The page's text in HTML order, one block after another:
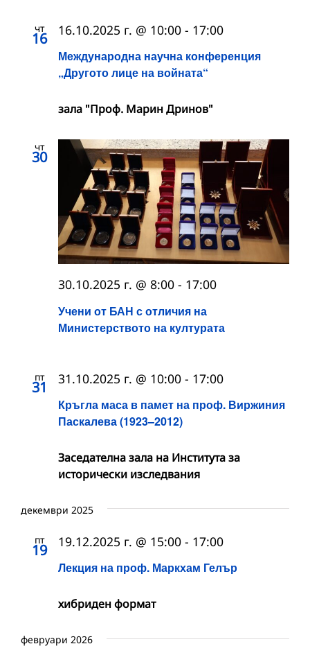
чт
16
Международна научна конференция
„Другото лице на войната“
16.10.2025 г. @ 10:00 - 17:00
зала "Проф. Марин Дринов"
чт
30
Учени от БАН с отличия на
Министерството на културата
30.10.2025 г. @ 8:00 - 17:00
пт
31
Кръгла маса в памет на проф. Виржиния
Паскалева (1923–2012)
31.10.2025 г. @ 10:00 - 17:00
Заседателна зала на Института за
исторически изследвания
декември 2025
пт
19
Лекция на проф. Маркхам Гелър
19.12.2025 г. @ 15:00 - 17:00
хибриден формат
февруари 2026